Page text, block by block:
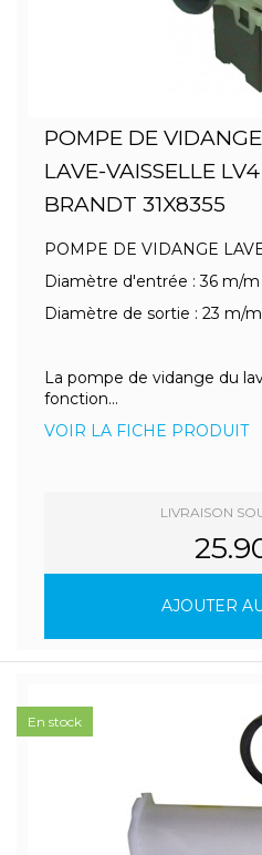
POMPE DE VIDANGE
LAVE-VAISSELLE LV4
BRANDT 31X8355
POMPE DE VIDANGE
Diamètre d'entrée : 36 m/m
Diamètre de sortie : 23 m/m
La pompe de vidange du
fonction...
VOIR LA FICHE PRODUIT
LIVRAISON
AJOUTER
En stock